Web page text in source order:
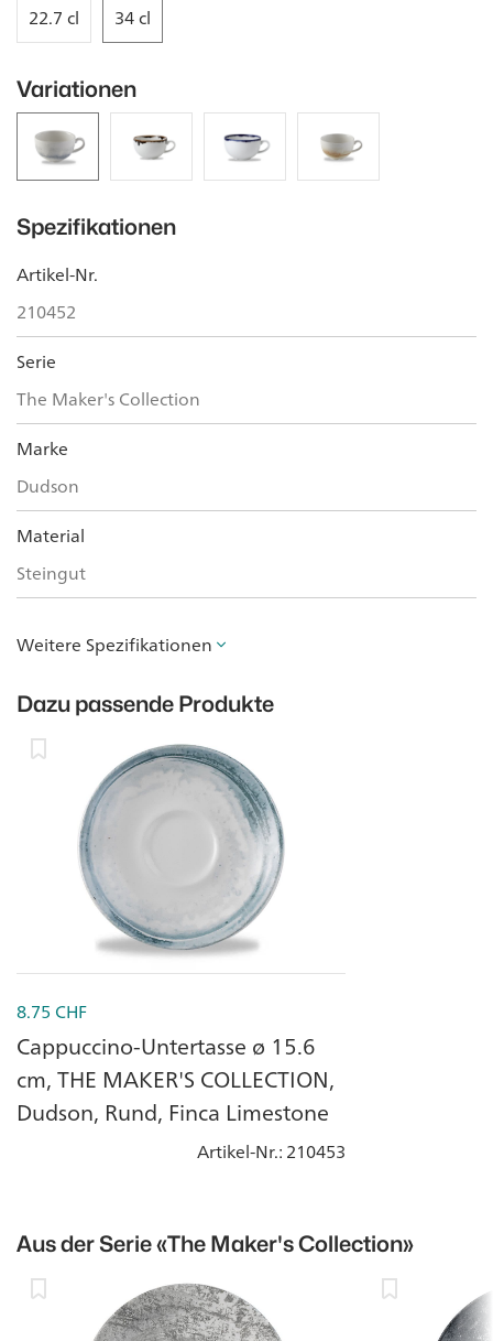
22.7 cl 34 cl
Variationen
Spezifikationen
Artikel-Nr.
210452
Serie
The Maker's Collection
Marke
Dudson
Material
Steingut
Weitere Spezifikationen
Dazu passende Produkte
8.75 CHF
Cappuccino-Untertasse ø 15.6
cm, THE MAKER'S COLLECTION,
Dudson, Rund, Finca Limestone
Artikel-Nr.: 210453
Aus der Serie«The Maker's Collection»